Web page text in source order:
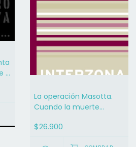
y
La operación Masotta.
Cuando la muerte
Carlos Correas
$26.900